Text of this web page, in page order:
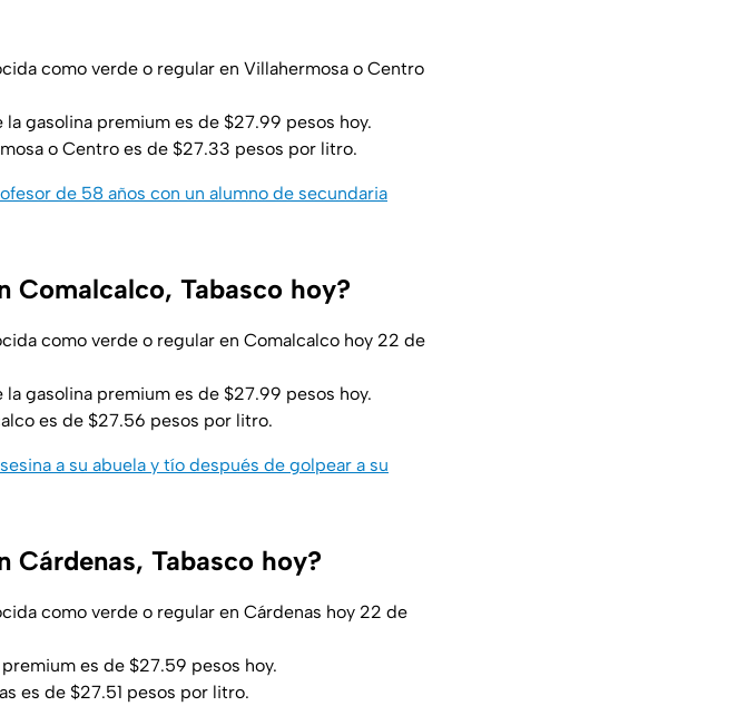
como verde o regular en Villahermosa o Centro
la gasolina premium es de $27.99 pesos hoy.
o Centro es de $27.33 pesos por litro.
de 58 años con un alumno de secundaria
Comalcalco, Tabasco hoy?
como verde o regular en Comalcalco hoy 22 de
la gasolina premium es de $27.99 pesos hoy.
es de $27.56 pesos por litro.
a su abuela y tío después de golpear a su
Cárdenas, Tabasco hoy?
como verde o regular en Cárdenas hoy 22 de
es de $27.59 pesos hoy.
es de $27.51 pesos por litro.